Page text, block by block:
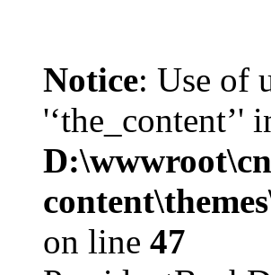
Notice: Use of
'‘the_content’'
on line 47